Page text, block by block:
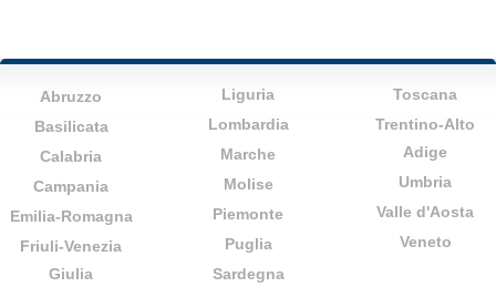
Abruzzo
Basilicata
Calabria
Campania
Emilia-Romagna
Friuli-Venezia
Giulia
Liguria
Lombardia
Marche
Molise
Piemonte
Puglia
Sardegna
Toscana
Trentino-Alto
Adige
Umbria
Valle d'Aosta
Veneto